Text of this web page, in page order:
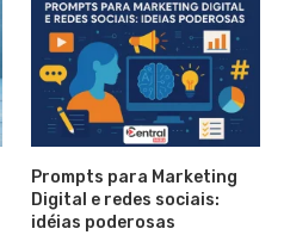
Prompts para Marketing
Digital e redes sociais:
idéias poderosas